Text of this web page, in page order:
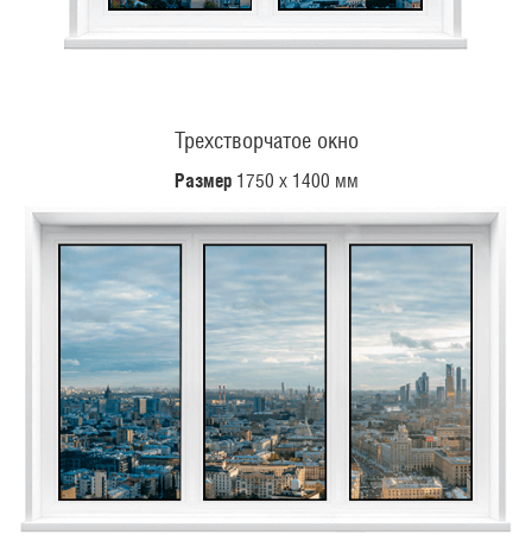
Трехстворчатое окно
Размер1750 х 1400 мм